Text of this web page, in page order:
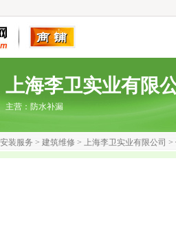
上海李卫实业有限
主营： 防水补漏
装服务 > 建筑维修 > 上海李卫实业有限公司 >